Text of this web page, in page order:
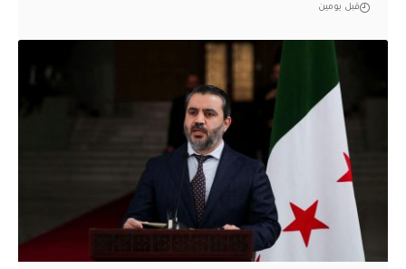
قبل يومين